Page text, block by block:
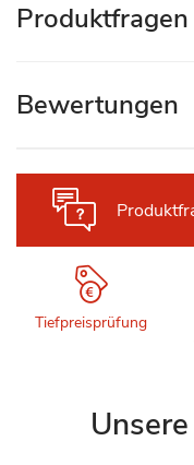
Tiefpreisprüfung
Produktfragen
Bewertungen